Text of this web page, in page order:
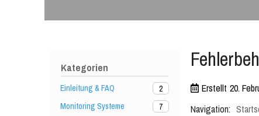
Kategorien
Einleitung & FAQ
2
Monitoring Systeme
7
Erstellt 20.
Navigation: